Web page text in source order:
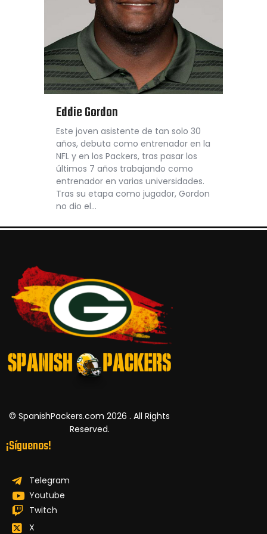
Eddie Gordon
Este joven asistente de tan solo 30
años, debuta como entrenador en la
NFL y en los Packers, tras pasar los
últimos 7 años trabajando como
entrenador en varias universidades.
Tras su etapa como jugador, Gordon
no dio el…
© SpanishPackers.com 2026 . All Rights
Reserved.
¡Síguenos!
Telegram
Youtube
Twitch
X